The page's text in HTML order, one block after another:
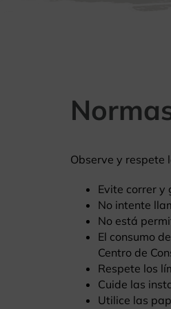
Observe y respete
Evite correr y
No intente
No está
El consumo
Centro de
Respete los
Cuide las
Utilice las